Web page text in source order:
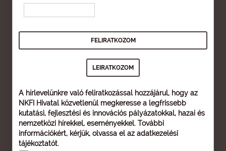
A hírlevelünkre való feliratkozással hozzájárul, hogy az
NKFI Hivatal közvetlenül megkeresse a legfrissebb
kutatási, fejlesztési és innovációs pályázatokkal, hazai és
nemzetközi hírekkel, eseményekkel. További
információkért, kérjük, olvassa el az adatkezelési
tájékoztatót.